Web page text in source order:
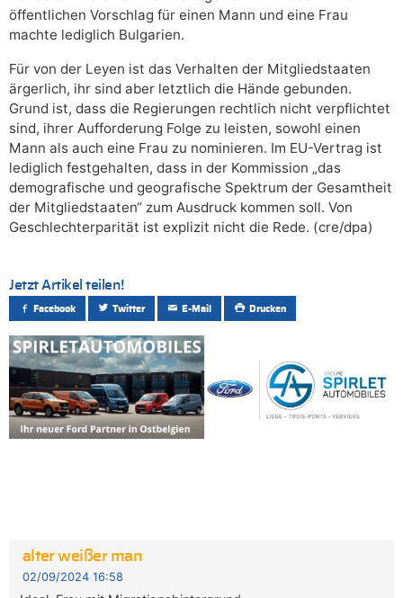
öffentlichen Vorschlag für einen Mann und eine Frau
machte lediglich Bulgarien.
Für von der Leyen ist das Verhalten der Mitgliedstaaten
ärgerlich, ihr sind aber letztlich die Hände gebunden.
Grund ist, dass die Regierungen rechtlich nicht verpflichtet
sind, ihrer Aufforderung Folge zu leisten, sowohl einen
Mann als auch eine Frau zu nominieren. Im EU-Vertrag ist
lediglich festgehalten, dass in der Kommission „das
demografische und geografische Spektrum der Gesamtheit
der Mitgliedstaaten“ zum Ausdruck kommen soll. Von
Geschlechterparität ist explizit nicht die Rede. (cre/dpa)
Jetzt Artikel teilen!
Facebook Twitter E-Mail Drucken
alter weißer man
02/09/2024 16:58